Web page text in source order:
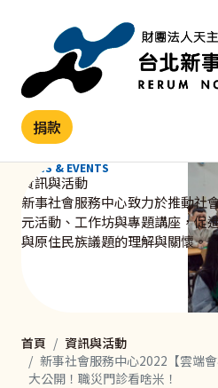
捐款
NEWS & EVENTS
資訊與活動
新事社會服務中心致力於推動社
元活動、工作坊與專題講座，促
與原住民族議題的理解與關懷。
首頁
資訊與活動
新事社會服務中心2022【雲端
大公開！職災門診看啥米！